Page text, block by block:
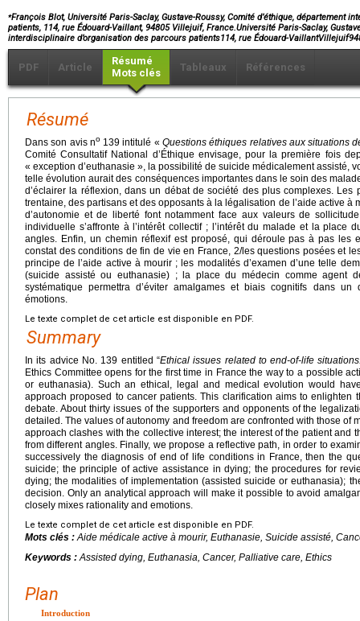
⁎François Blot, Université Paris-Saclay, Gustave-Roussy, Comité d’éthique, département
patients, 114, rue Édouard-Vaillant, 94805 Villejuif, France.Université Paris-Saclay,
interdisciplinaire d’organisation des parcours patients114, rue Édouard-
PDF Article
Résumé
Mots clés
Tableaux Références
Résumé
Dans son avis no139 intitulé «Questions éthiques relatives aux situations
Comité Consultatif National d’Éthique envisage, pour la première fois
« exception d’euthanasie », la possibilité de suicide médicalement assisté,
telle évolution aurait des conséquences importantes dans le soin des
d’éclairer la réflexion, dans un débat de société des plus complexes. Les
trentaine, des partisans et des opposants à la légalisation de l’aide active à
d’autonomie et de liberté font notamment face aux valeurs de
individuelle s’affronte à l’intérêt collectif ; l’intérêt du malade et la place
angles. Enfin, un chemin réflexif est proposé, qui déroule pas à pas les
constat des conditions de fin de vie en France, 2/les questions posées et
principe de l’aide active à mourir ; les modalités d’examen d’une telle
(suicide assisté ou euthanasie) ; la place du médecin comme agent
systématique permettra d’éviter amalgames et biais cognitifs dans un
émotions.
Le texte complet de cet article est disponible en PDF.
Summary
In its advice No. 139 entitled “Ethical issues related to end-of-life
Ethics Committee opens for the first time in France the way to a possible
or euthanasia). Such an ethical, legal and medical evolution would
approach proposed to cancer patients. This clarification aims to enlighten
debate. About thirty issues of the supporters and opponents of the
detailed. The values of autonomy and freedom are confronted with those of
approach clashes with the collective interest; the interest of the patient and
from different angles. Finally, we propose a reflective path, in order to
successively the diagnosis of end of life conditions in France, then the
suicide; the principle of active assistance in dying; the procedures for
dying; the modalities of implementation (assisted suicide or euthanasia);
decision. Only an analytical approach will make it possible to avoid
closely mixes rationality and emotions.
Le texte complet de cet article est disponible en PDF.
Mots clés : Aide médicale active à mourir, Euthanasie, Suicide assisté,
Keywords : Assisted dying, Euthanasia, Cancer, Palliative care, Ethics
Plan
Introduction